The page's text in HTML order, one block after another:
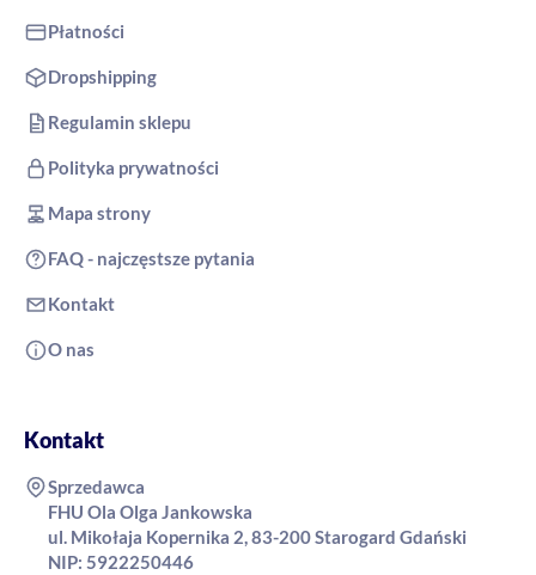
Płatności
Dropshipping
Regulamin sklepu
Polityka prywatności
Mapa strony
FAQ - najczęstsze pytania
Kontakt
O nas
Kontakt
Sprzedawca
FHU Ola Olga Jankowska
ul. Mikołaja Kopernika 2, 83-200 Starogard Gdański
NIP: 5922250446